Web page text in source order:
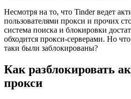
Несмотря на то, что Tinder ведет
пользователями прокси и прочих
система поиска и блокировки
обходится прокси-серверами. Но
таки были заблокированы?
Как разблокировать
прокси